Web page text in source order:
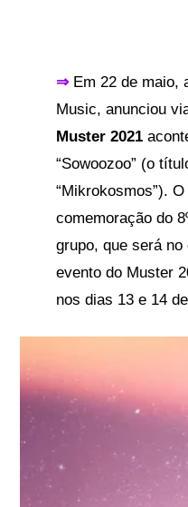
⇒ Em 22 de maio,
Music, anunciou
Muster 2021
“Sowoozoo” (o
“Mikrokosmos”).
comemoração do
grupo, que será
evento do Muster
nos dias 13 e 14